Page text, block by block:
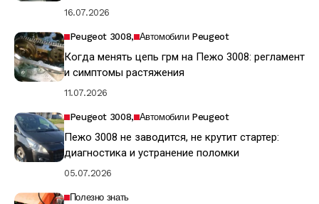
16.07.2026
Peugeot 3008 Автомобили Peugeot
Когда менять цепь грм на Пежо 3008: регламент
и симптомы растяжения
11.07.2026
Peugeot 3008 Автомобили Peugeot
Пежо 3008 не заводится, не крутит стартер:
диагностика и устранение поломки
05.07.2026
Полезно знать